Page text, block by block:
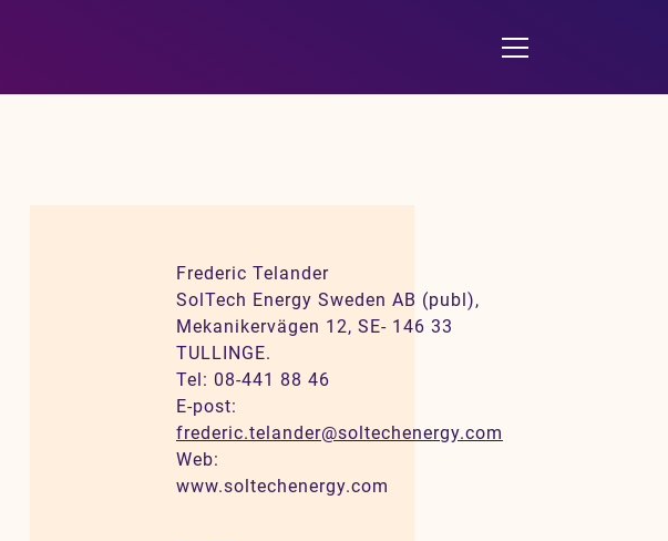
Frederic Telander
SolTech Energy Sweden AB (publ),
Mekanikervägen 12, SE- 146 33
TULLINGE.
Tel: 08-441 88 46
E-post:
frederic.telander@soltechenergy.com
Web:
www.soltechenergy.com